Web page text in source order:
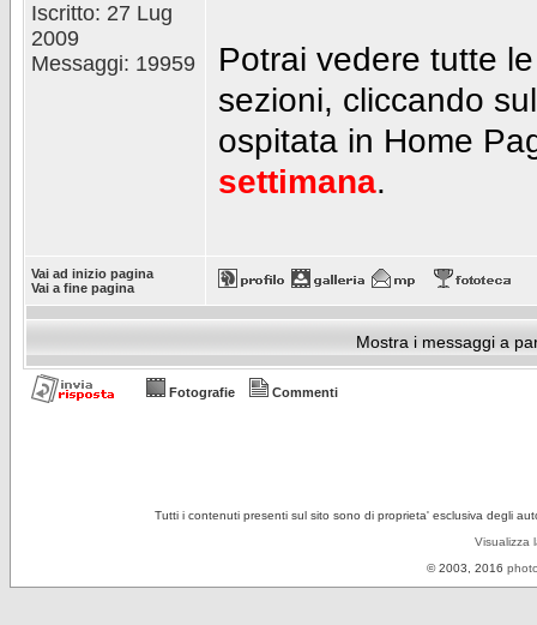
Iscritto: 27 Lug
2009
Messaggi: 19959
Potrai vedere tutte
sezioni, cliccando
ospitata in Home
settimana.
Vai ad inizio pagina
Vai a fine pagina
Mostra i messaggi a
Fotografie Commenti
Tutti i contenuti presenti sul sito sono di proprieta' esclusiva degli
Visualizza
© 2003, 2016